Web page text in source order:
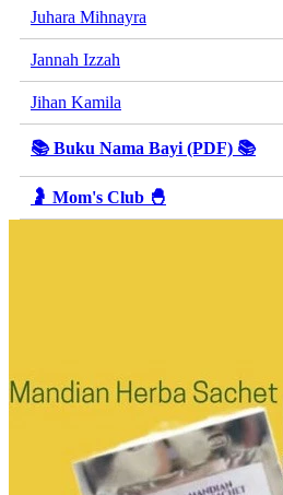
Juhara Mihnayra
Jannah Izzah
Jihan Kamila
📚 Buku Nama Bayi (PDF) 📚
🤰 Mom's Club 🐣